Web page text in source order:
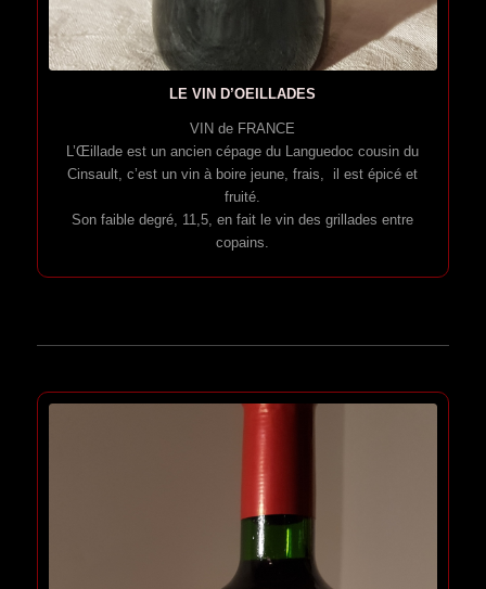
LE VIN D’OEILLADES
VIN de FRANCE
L’Œillade est un ancien cépage du Languedoc cousin du
Cinsault, c’est un vin à boire jeune, frais, il est épicé et
fruité.
Son faible degré, 11,5, en fait le vin des grillades entre
copains.